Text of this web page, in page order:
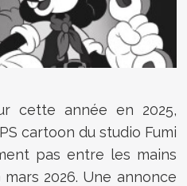
cette année en 2025,
cartoon du studio Fumi
pas entre les mains
2026. Une annonce